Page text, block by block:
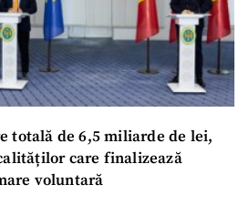
totală de 6,5 miliarde de lei,
care finalizează
voluntară